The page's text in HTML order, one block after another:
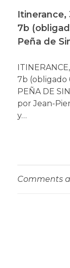
Itinerance,
7b
Peña de
7b (obligado
PEÑA DE
por Jean-
y…
Comments